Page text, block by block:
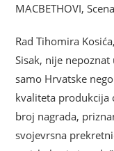
MACBETHOVI,
Rad Tihomira
Sisak, nije
samo Hrvatske
kvaliteta produkcija
broj nagrada,
svojevrsna